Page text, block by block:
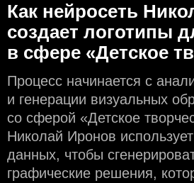
Как нейросеть
создаeт логотипы
в сфере «Детское
Процесс начинается с
и генерации визуальных
со сферой «Детское
Николай Иронов
данных, чтобы
графические решения,